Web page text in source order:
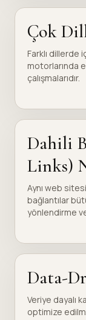
Çok
Farklı dillerde
motorlarında
çalışmalarıdır.
Dahili
Links)
Aynı web
bağlantılar
yönlendirme
Data-
Veriye dayalı
optimize